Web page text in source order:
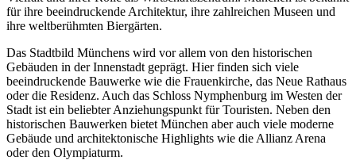
für ihre beeindruckende Architektur, ihre zahlreichen Museen und
ihre weltberühmten Biergärten.
Das Stadtbild Münchens wird vor allem von den historischen
Gebäuden in der Innenstadt geprägt. Hier finden sich viele
beeindruckende Bauwerke wie die Frauenkirche, das Neue Rathaus
oder die Residenz. Auch das Schloss Nymphenburg im Westen der
Stadt ist ein beliebter Anziehungspunkt für Touristen. Neben den
historischen Bauwerken bietet München aber auch viele moderne
Gebäude und architektonische Highlights wie die Allianz Arena
oder den Olympiaturm.